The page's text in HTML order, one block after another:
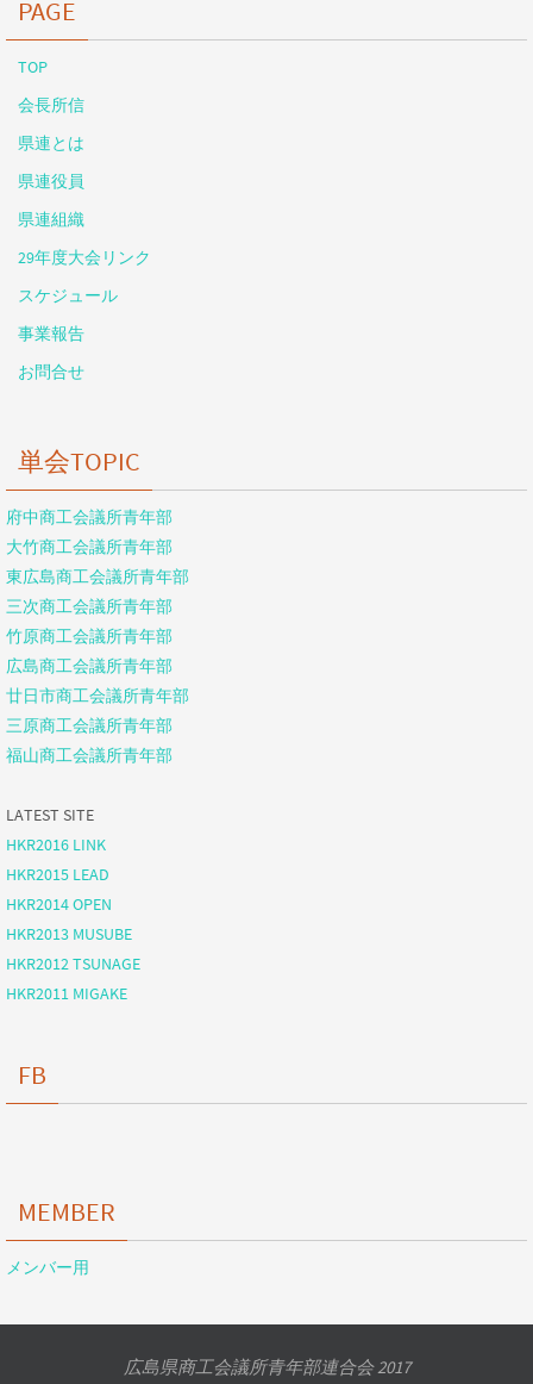
PAGE
TOP
会長所信
県連とは
県連役員
県連組織
29年度大会リンク
スケジュール
事業報告
お問合せ
単会TOPIC
府中商工会議所青年部
大竹商工会議所青年部
東広島商工会議所青年部
三次商工会議所青年部
竹原商工会議所青年部
広島商工会議所青年部
廿日市商工会議所青年部
三原商工会議所青年部
福山商工会議所青年部
LATEST SITE
HKR2016 LINK
HKR2015 LEAD
HKR2014 OPEN
HKR2013 MUSUBE
HKR2012 TSUNAGE
HKR2011 MIGAKE
FB
MEMBER
メンバー用
広島県商工会議所青年部連合会 2017